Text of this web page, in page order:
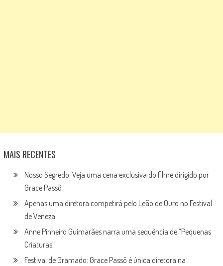
MAIS RECENTES
Nosso Segredo: Veja uma cena exclusiva do filme dirigido por
Grace Passô
Apenas uma diretora competirá pelo Leão de Ouro no Festival
de Veneza
Anne Pinheiro Guimarães narra uma sequência de “Pequenas
Criaturas”
Festival de Gramado: Grace Passô é única diretora na